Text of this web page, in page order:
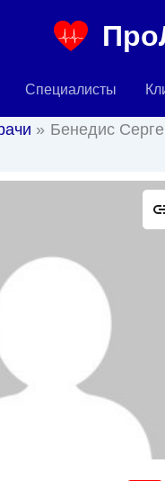
Специалисты
Бенедис